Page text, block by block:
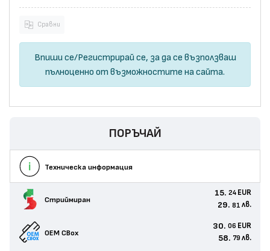
Сравни
Впиши се/Регистрирай се, за да се възползваш
пълноценно от възможностите на сайта.
ПОРЪЧАЙ
Техническа информация
Стриймиран
15. 24 EUR
29. 81 лв.
OEM CBox
30. 06 EUR
58. 79 лв.